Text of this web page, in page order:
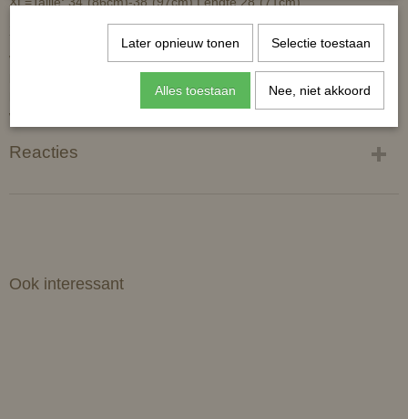
Wij hebben deze rijbroeken niet op voorraad liggen maar komen op
levering ongeveer 1 week duren. Mits niet voorradig dan houden
wij je op de hoogte.
Reacties
Ook interessant
Later opnieuw tonen Selectie toestaan
Alles toestaan Nee, niet akkoord